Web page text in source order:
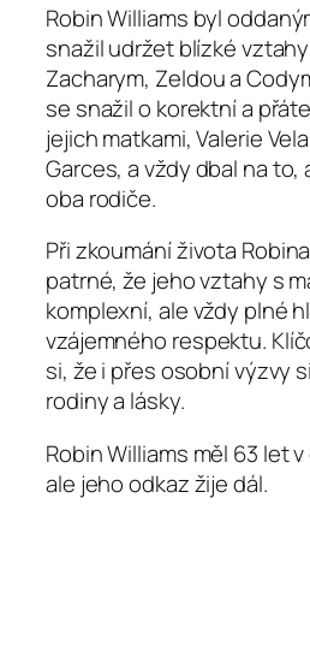
Robin Williams byl
snažil udržet blízké
Zacharym, Zeldou a
se snažil o korektní a
jejich matkami, Valerie
Garces, a vždy dbal na
oba rodiče.
Při zkoumání života
patrné, že jeho vztahy s
komplexní, ale vždy plné
vzájemného respektu.
si, že i přes osobní výzvy
rodiny a lásky.
Robin Williams měl 63 let
ale jeho odkaz žije dál.